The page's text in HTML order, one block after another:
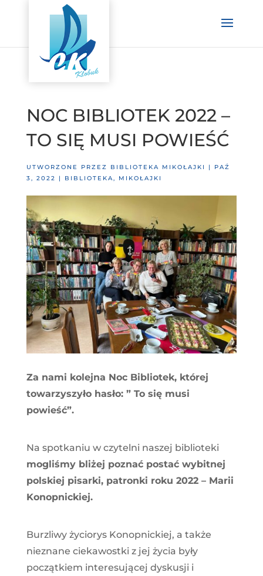
NOC BIBLIOTEK 2022 –
TO SIĘ MUSI POWIEŚĆ
UTWORZONE PRZEZ BIBLIOTEKA MIKOŁAJKI | PAŹ
3, 2022
| BIBLIOTEKA, MIKOŁAJKI
Za nami kolejna Noc Bibliotek, której
towarzyszyło hasło: ” To się musi
powieść”.
Na spotkaniu w czytelni naszej biblioteki
mogliśmy bliżej poznać postać wybitnej
polskiej pisarki, patronki roku 2022 – Marii
Konopnickiej.
Burzliwy życiorys Konopnickiej, a także
nieznane ciekawostki z jej życia były
początkiem interesującej dyskusji i